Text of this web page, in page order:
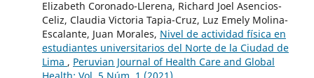
Elizabeth Coronado-Llerena, Richard Joel Asencios-
Celiz, Claudia Victoria Tapia-Cruz, Luz Emely Molina-
Escalante, Juan Morales, Nivel de actividad física en
estudiantes universitarios del Norte de la Ciudad de
Lima , Peruvian Journal of Health Care and Global